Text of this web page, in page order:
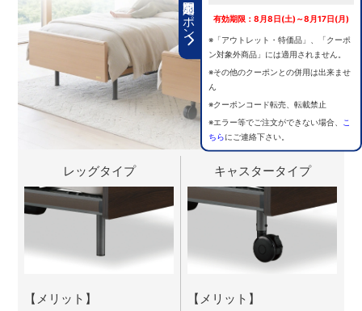
期間限定クーポン 有効期限：8月8日(土)～8月17日(月)
※「アウトレット・特価品」、「クーポ
ン対象外商品」には適用されません。
※その他のクーポンとの併用は出来ませ
ん
※クーポンコード転売、転載禁止
※エラー等でご注文ができない場合、
こ
ちらにご連絡下さい。
レッグタイプ キャスタータイプ
【メリット】
【メリット】